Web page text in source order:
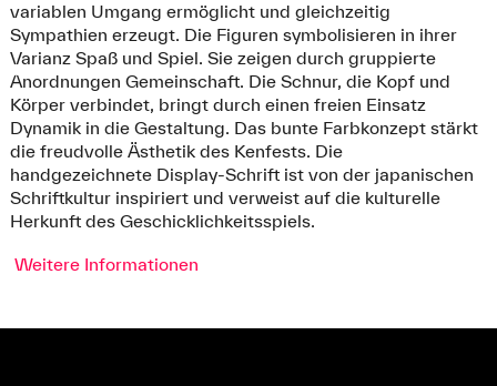
variablen Umgang ermöglicht und gleichzeitig
Sympathien erzeugt. Die Figuren symbolisieren in ihrer
Varianz Spaß und Spiel. Sie zeigen durch gruppierte
Anordnungen Gemeinschaft. Die Schnur, die Kopf und
Körper verbindet, bringt durch einen freien Einsatz
Dynamik in die Gestaltung. Das bunte Farbkonzept stärkt
die freudvolle Ästhetik des Kenfests. Die
handgezeichnete Display-Schrift ist von der japanischen
Schriftkultur inspiriert und verweist auf die kulturelle
Herkunft des Geschicklichkeitsspiels.
Weitere Informationen